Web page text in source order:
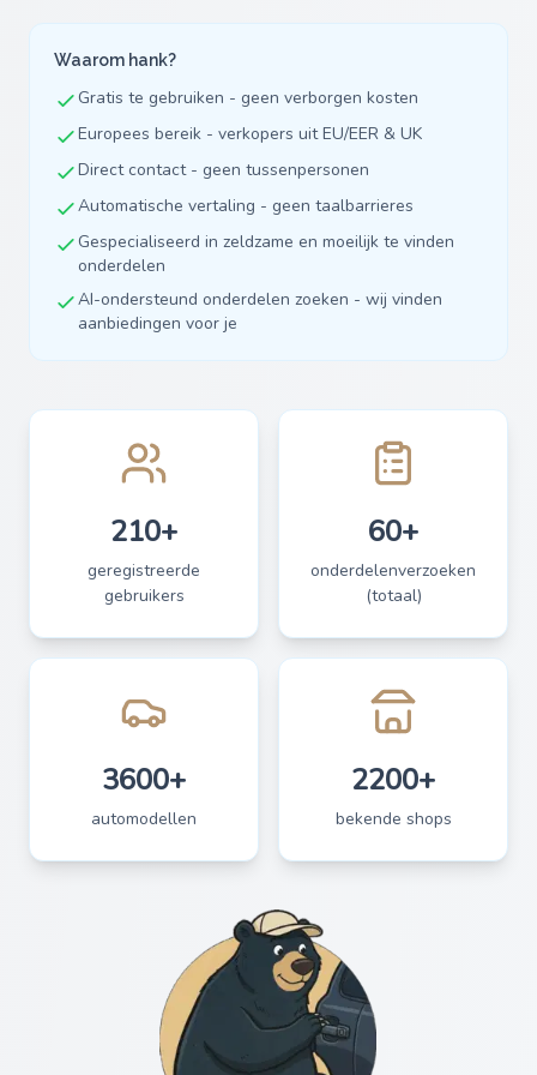
Waarom hank?
Gratis te gebruiken - geen verborgen kosten
Europees bereik - verkopers uit EU/EER & UK
Direct contact - geen tussenpersonen
Automatische vertaling - geen taalbarrieres
Gespecialiseerd in zeldzame en moeilijk te vinden
onderdelen
AI-ondersteund onderdelen zoeken - wij vinden
aanbiedingen voor je
210+
geregistreerde
gebruikers
60+
onderdelenverzoeken
(totaal)
3600+
automodellen
2200+
bekende shops